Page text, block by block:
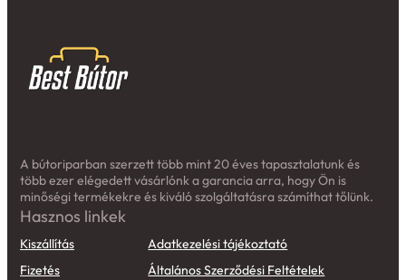
A bútoriparban szerzett több mint 20 éves tapasztalatunk és
több ezer elégedett vásárlónk a garancia arra, hogy Ön is
minőségi termékekre és kiváló szolgáltatásra számíthat tőlünk.
Hasznos linkek
Kiszállítás
Fizetés
Adatkezelési tájékoztató
Általános Szerződési Feltételek